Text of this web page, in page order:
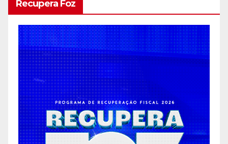
Recupera Foz